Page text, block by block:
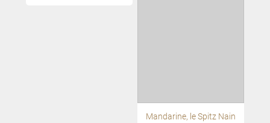
Mandarine, le Spitz Nain